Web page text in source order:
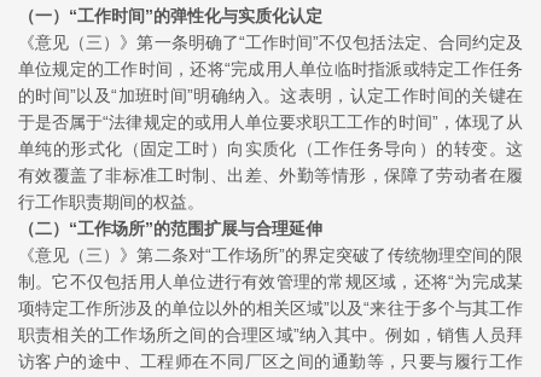
（一） “工作时间”的弹性化与实质化认定
《意见（三）》第一条明确了“工作时间”不仅包括法定、合同约定及
单位规定的工作时间，还将“完成用人单位临时指派或特定工作任务
的时间”以及“加班时间”明确纳入。这表明，认定工作时间的关键在
于是否属于“法律规定的或用人单位要求职工工作的时间”，体现了从
单纯的形式化（固定工时）向实质化（工作任务导向）的转变。这
有效覆盖了非标准工时制、出差、外勤等情形，保障了劳动者在履
行工作职责期间的权益。
（二） “工作场所”的范围扩展与合理延伸
《意见（三）》第二条对“工作场所”的界定突破了传统物理空间的限
制。它不仅包括用人单位进行有效管理的常规区域，还将“为完成某
项特定工作所涉及的单位以外的相关区域”以及“来往于多个与其工作
职责相关的工作场所之间的合理区域”纳入其中。例如，销售人员拜
访客户的途中、工程师在不同厂区之间的通勤等，只要与履行工作